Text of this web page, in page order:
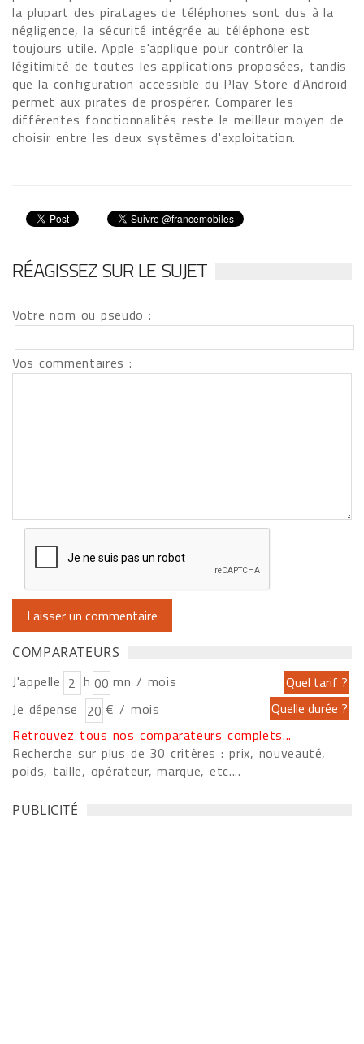
la plupart des piratages de téléphones sont dus à la
négligence, la sécurité intégrée au téléphone est
toujours utile. Apple s'applique pour contrôler la
légitimité de toutes les applications proposées, tandis
que la configuration accessible du Play Store d'Android
permet aux pirates de prospérer. Comparer les
différentes fonctionnalités reste le meilleur moyen de
choisir entre les deux systèmes d'exploitation.
RÉAGISSEZ SUR LE SUJET
Votre nom ou pseudo :
Vos commentaires :
COMPARATEURS
J'appelle h
mn / mois
Je dépense
€ / mois
Retrouvez tous nos comparateurs complets...
Recherche sur plus de 30 critères : prix, nouveauté,
poids, taille, opérateur, marque, etc....
PUBLICITÉ